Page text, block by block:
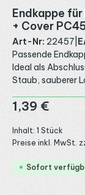
Endkappe
+ Cover
Art-Nr: 22457
Passende
Ideal als
Staub, sauberer
Regulärer Preis:
1,39 €
Inhalt: 1 Stück
Preise inkl. MwSt.
Sofort